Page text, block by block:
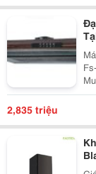
2,835 triệu